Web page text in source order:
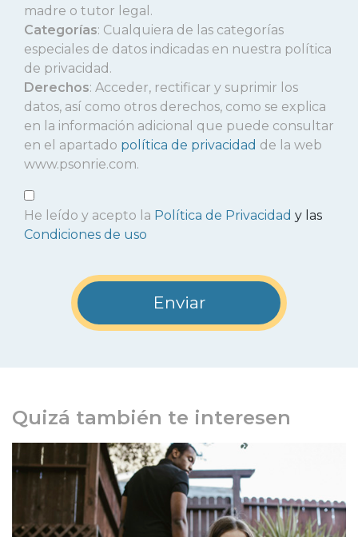
madre o tutor legal.
Categorías: Cualquiera de las categorías
especiales de datos indicadas en nuestra política
de privacidad.
Derechos: Acceder, rectificar y suprimir los
datos, así como otros derechos, como se explica
en la información adicional que puede consultar
en el apartado política de privacidad de la web
www.psonrie.com.
He leído y acepto la Política de Privacidad y las
Condiciones de uso
Quizá también te interesen